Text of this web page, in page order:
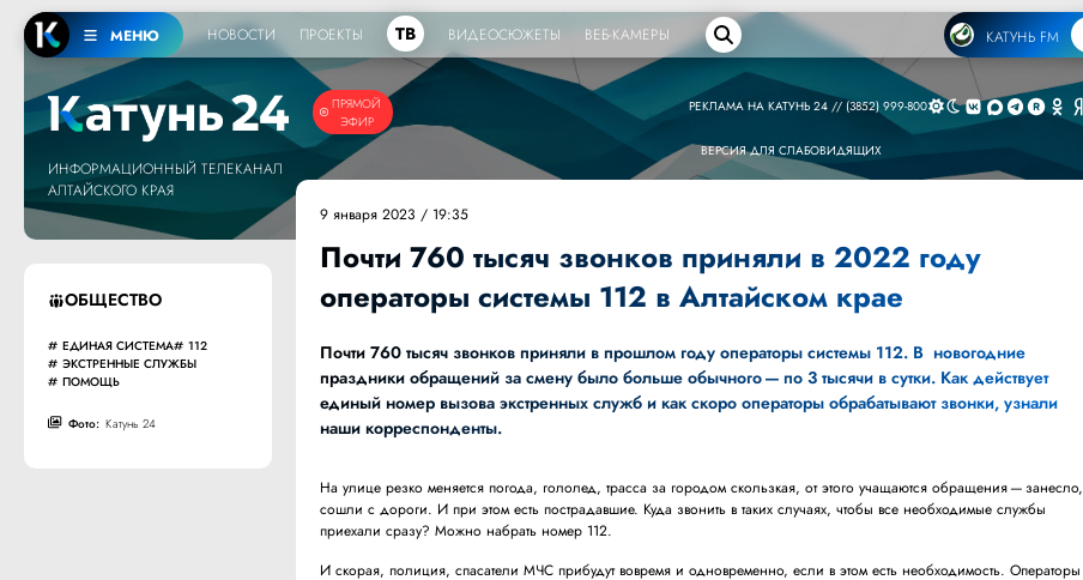
МЕНЮ НОВОСТИ ПРОЕКТЫ ТВ ВИДЕОСЮЖЕТЫ ВЕБ-КАМЕРЫ КАТУНЬ FM
ПРЯМОЙ
ЭФИР
ИНФОРМАЦИОННЫЙ ТЕЛЕКАНАЛ
АЛТАЙСКОГО КРАЯ
РЕКЛАМА НА КАТУНЬ 24 // (3852) 999-800
ВЕРСИЯ ДЛЯ СЛАБОВИДЯЩИХ
ОБЩЕСТВО
ЕДИНАЯ СИСТЕМА
112
ЭКСТРЕННЫЕ СЛУЖБЫ
ПОМОЩЬ
Фото: Катунь 24
9 января 2023 / 19:35
Почти 760 тысяч звонков приняли в 2022 году
операторы системы 112 в Алтайском крае
Почти 760 тысяч звонков приняли в прошлом году операторы системы 112. В новогодние
праздники обращений за смену было больше обычного — по 3 тысячи в сутки. Как действует
единый номер вызова экстренных служб и как скоро операторы обрабатывают звонки, узнали
наши корреспонденты.
На улице резко меняется погода, гололед, трасса за городом скользкая, от этого учащаются обращения — занесло,
сошли с дороги. И при этом есть пострадавшие. Куда звонить в таких случаях, чтобы все необходимые службы
приехали сразу? Можно набрать номер 112.
И скорая, полиция, спасатели МЧС прибудут вовремя и одновременно, если в этом есть необходимость. Операторы